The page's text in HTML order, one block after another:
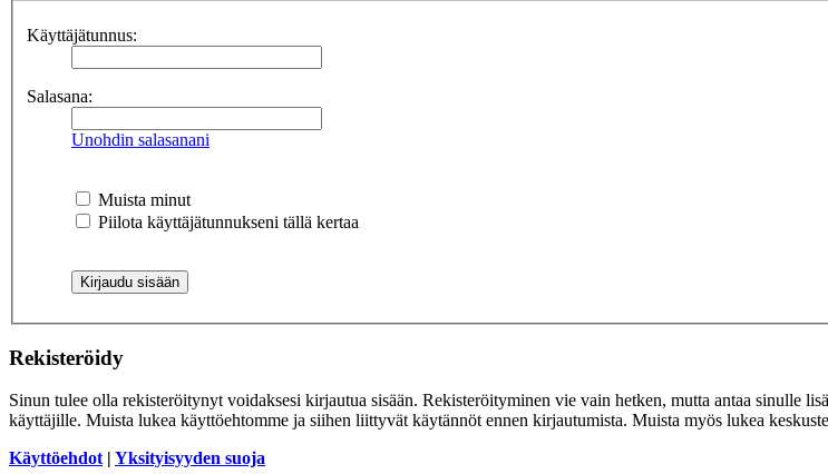
Käyttäjätunnus:
Salasana:
Unohdin salasanani
Muista minut
Piilota käyttäjätunnukseni tällä kertaa
Rekisteröidy
Sinun tulee olla rekisteröitynyt voidaksesi kirjautua sisään. Rekisteröityminen vie vain hetken, mutta antaa sinulle
käyttäjille. Muista lukea käyttöehtomme ja siihen liittyvät käytännöt ennen kirjautumista. Muista myös lukea
Käyttöehdot | Yksityisyyden suoja